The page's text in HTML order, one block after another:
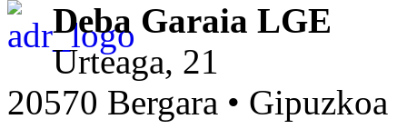
Deba Garaia LGE
Urteaga, 21
20570 Bergara • Gipuzkoa